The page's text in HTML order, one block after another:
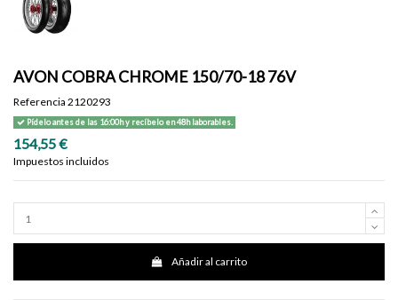
AVON COBRA CHROME 150/70-18 76V
Referencia 2120293
Pídelo antes de las 16:00h y recíbelo en 48h laborables.
154,55 €
Impuestos incluidos
Añadir al carrito